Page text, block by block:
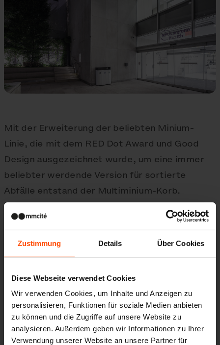
Zustimmung Details Über Cookies
Diese Webseite verwendet Cookies
Wir verwenden Cookies, um Inhalte und Anzeigen zu
personalisieren, Funktionen für soziale Medien anbieten
zu können und die Zugriffe auf unsere Website zu
analysieren. Außerdem geben wir Informationen zu Ihrer
Verwendung unserer Website an unsere Partner für
Mit der Erweiterung der beliebten Minium-
Linie, die mit dem RED Dot Award und Good
Design ausgezeichnet wurde, um eine immer
beliebter werdende Version für sortierte
Abfälle entstand der Multiminium-Korb.
Schlanke Proportionen und elegantes Dach
machen diesen praktischen öffentlichen
Abfalleimer zu einer schönen Sache. Dank der
hochentwickelten Ausführung, des
Details kann der Abfalleimer nicht nur im
Freien, sondern auch innerhalb von Gebäuden
erfolgreich eingesetzt werden.